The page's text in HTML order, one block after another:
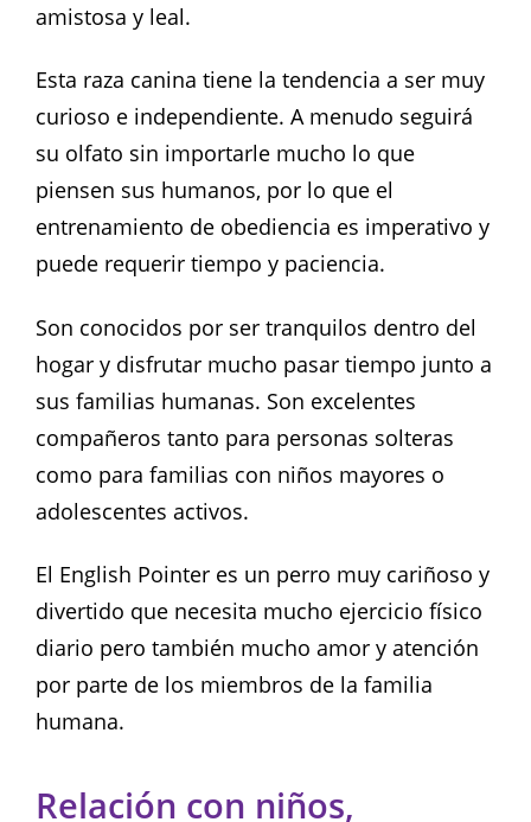
amistosa y leal.
Esta raza canina tiene la tendencia a ser muy
curioso e independiente. A menudo seguirá
su olfato sin importarle mucho lo que
piensen sus humanos, por lo que el
entrenamiento de obediencia es imperativo y
puede requerir tiempo y paciencia.
Son conocidos por ser tranquilos dentro del
hogar y disfrutar mucho pasar tiempo junto a
sus familias humanas. Son excelentes
compañeros tanto para personas solteras
como para familias con niños mayores o
adolescentes activos.
El English Pointer es un perro muy cariñoso y
divertido que necesita mucho ejercicio físico
diario pero también mucho amor y atención
por parte de los miembros de la familia
humana.
Relación con niños,